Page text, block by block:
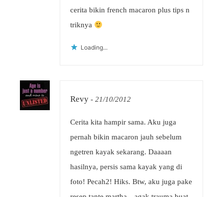
cerita bikin french macaron plus tips n
triknya
Loading...
Revy - 21/10/2012
Cerita kita hampir sama. Aku juga
pernah bikin macaron jauh sebelum
ngetren kayak sekarang. Daaaan
hasilnya, persis sama kayak yang di
foto! Pecah2! Hiks. Btw, aku juga pake